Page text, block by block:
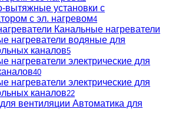
вытяжные установки с
с эл. нагревом4
Канальные нагреватели
нагреватели водяные для
каналов5
нагреватели электрические для
40
нагреватели электрические для
каналов22
Автоматика для